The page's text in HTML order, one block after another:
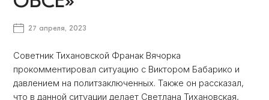
27 апреля, 2023
Советник Тихановской Франак Вячорка
прокомментировал ситуацию с Виктором Бабарико и
давлением на политзаключенных. Также он рассказал,
что в данной ситуации делает Светлана Тихановская,